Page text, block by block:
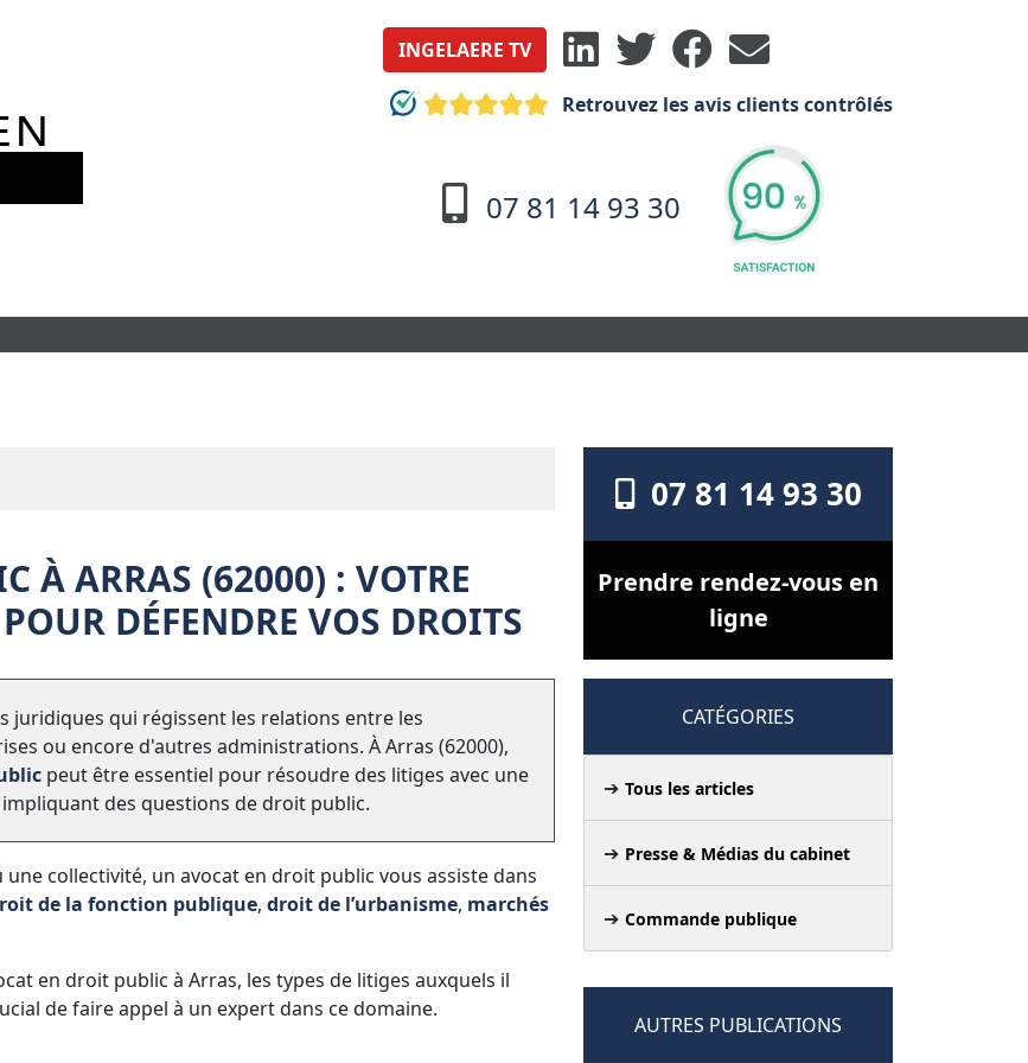
INGELAERE TV
Retrouvez les avis clients contrôlés
07 81 14 93 30
À ARRAS (62000) : VOTRE
DÉFENDRE VOS DROITS
juridiques qui régissent les relations entre les
ou encore d'autres administrations. À Arras (62000),
peut être essentiel pour résoudre des litiges avec une
des questions de droit public.
collectivité, un avocat en droit public vous assiste dans
de la fonction publique, droit de l’urbanisme, marchés
en droit public à Arras, les types de litiges auxquels il
de faire appel à un expert dans ce domaine.
07 81 14 93 30
Prendre rendez-vous en
ligne
CATÉGORIES
Tous les articles
Presse & Médias du cabinet
Commande publique
AUTRES PUBLICATIONS